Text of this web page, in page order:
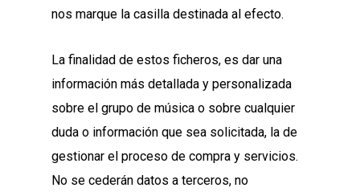
nos marque la casilla destinada al efecto.
La finalidad de estos ficheros, es dar una
información más detallada y personalizada
sobre el grupo de música o sobre cualquier
duda o información que sea solicitada, la de
gestionar el proceso de compra y servicios.
No se cederán datos a terceros, no